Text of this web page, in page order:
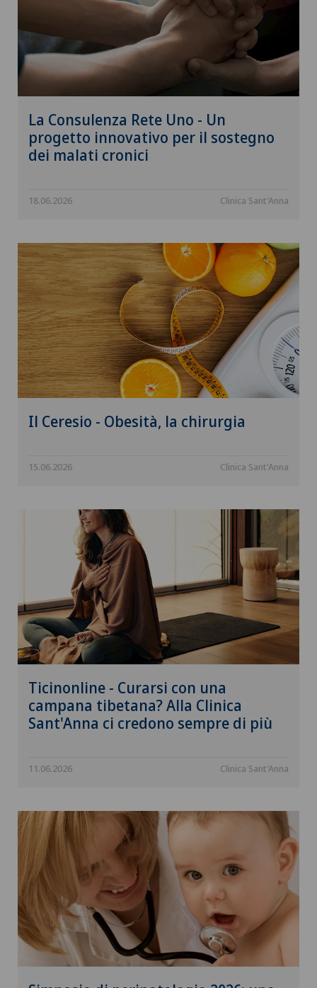
La Consulenza Rete Uno - Un
progetto innovativo per il sostegno
dei malati cronici
18.06.2026 Clinica Sant'Anna
Il Ceresio - Obesità, la chirurgia
15.06.2026 Clinica Sant'Anna
Ticinonline - Curarsi con una
campana tibetana? Alla Clinica
Sant'Anna ci credono sempre di più
11.06.2026 Clinica Sant'Anna